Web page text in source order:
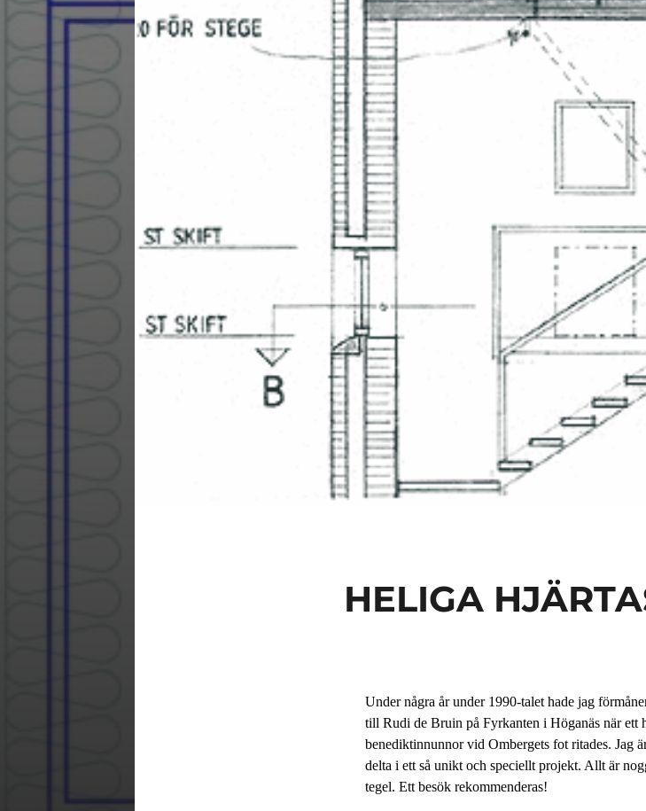
HELIGA
Under några år under 1990-talet hade jag
till Rudi de Bruin på Fyrkanten i Höganäs när ett
benediktinnunnor vid Ombergets fot ritades. Jag
delta i ett så unikt och speciellt projekt. Allt är
tegel. Ett besök rekommenderas!